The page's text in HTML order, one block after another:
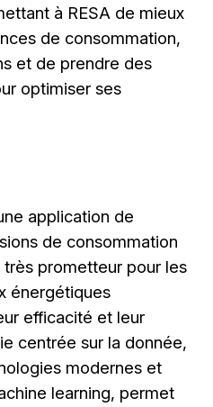
à RESA de mieux
de consommation,
et de prendre des
optimiser ses
application de
de consommation
prometteur pour les
énergétiques
efficacité et leur
centrée sur la donnée,
modernes et
learning, permet